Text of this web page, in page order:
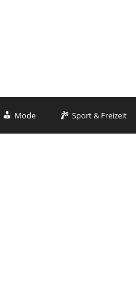
Mode Sport & Freizeit